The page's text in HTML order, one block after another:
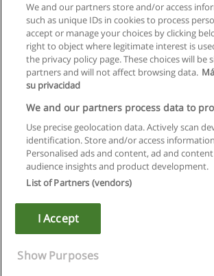
Demande d'information
Règles d'utilisation
Confidentialité des données
Contacter Educaedu
Copyright © Educaedu Business S.L. - CIF :
We and our partners store and/or access
such as unique IDs in cookies to process
accept or manage your choices by clicking
right to object where legitimate interest is
the privacy policy page. These choices will be
partners and will not affect browsing data.
su privacidad
We and our partners process data to
Use precise geolocation data. Actively scan
identification. Store and/or access
Personalised ads and content, ad and
audience insights and product development.
List of Partners (vendors)
I Accept
Show Purposes